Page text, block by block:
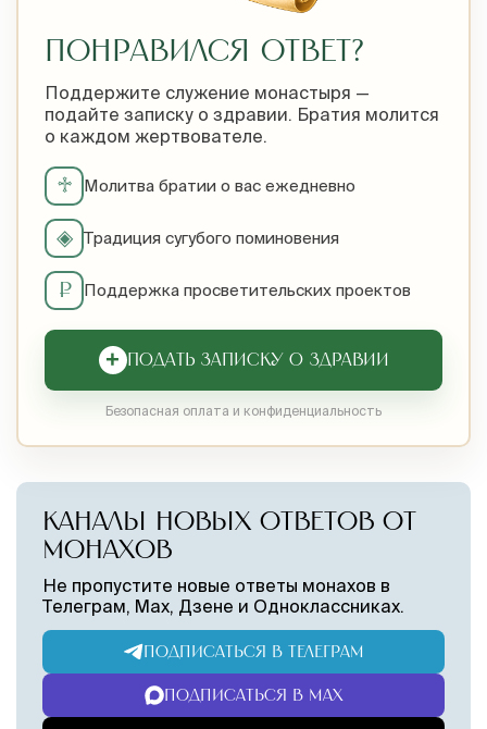
ПОНРАВИЛСЯ ОТВЕТ?
Поддержите служение монастыря —
подайте записку о здравии. Братия молится
о каждом жертвователе.
♱ Молитва братии о вас ежедневно
◈ Традиция сугубого поминовения
₽ Поддержка просветительских проектов
+ ПОДАТЬ ЗАПИСКУ О ЗДРАВИИ
Безопасная оплата и конфиденциальность
КАНАЛЫ НОВЫХ ОТВЕТОВ ОТ
МОНАХОВ
Не пропустите новые ответы монахов в
Телеграм, Max, Дзене и Одноклассниках.
ПОДПИСАТЬСЯ В ТЕЛЕГРАМ
ПОДПИСАТЬСЯ В MAX